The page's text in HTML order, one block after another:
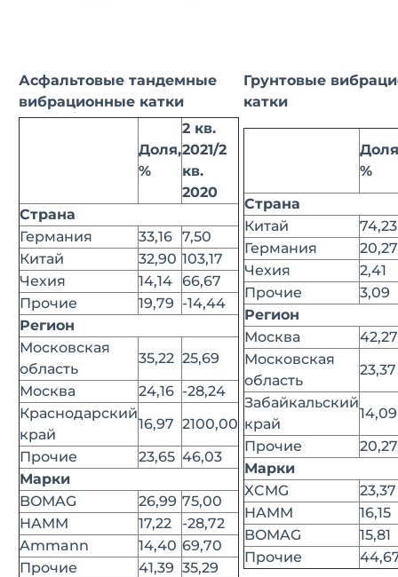
Асфальтовые тандемные
вибрационные катки
Грунтовые
катки
Доля,
%
2 кв.
2021/2
кв.
2020
Страна
Германия
33,16 7,50
Китай
32,90 103,17
Чехия
14,14 66,67
Прочие
19,79 -14,44
Регион
Московская
область
35,22 25,69
Москва
24,16 -28,24
Краснодарский
край
16,97 2100,00
Прочие
23,65 46,03
Марки
BOMAG
26,99 75,00
HAMM
17,22
-28,72
Ammann
14,40 69,70
Прочие
41,39 35,29
%
Страна
Китай
74,23
Германия
20,27
Чехия
2,41
Прочие
3,09
Регион
Москва
42,27
Московская
область
23,37
Забайкальский
край
14,09
Прочие
20,27
Марки
XCMG
23,37
HAMM
16,15
BOMAG
15,81
Прочие